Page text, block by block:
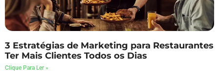
3 Estratégias de Marketing para Restaurantes
Ter Mais Clientes Todos os Dias
Clique Para Ler »